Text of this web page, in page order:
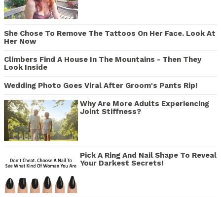
She Chose To Remove The Tattoos On Her Face. Look At
Her Now
Climbers Find A House In The Mountains - Then They
Look Inside
Wedding Photo Goes Viral After Groom's Pants Rip!
Why Are More Adults Experiencing
Joint Stiffness?
Pick A Ring And Nail Shape To Reveal
Your Darkest Secrets!